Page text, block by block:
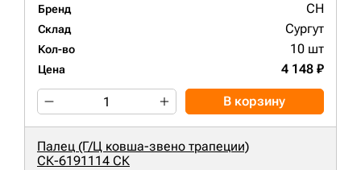
Бренд CH
Склад Сургут
Кол-во 10 шт
Цена 4 148 ₽
В корзину
Палец (Г/Ц ковша-звено трапеции)
СК-6191114 СК